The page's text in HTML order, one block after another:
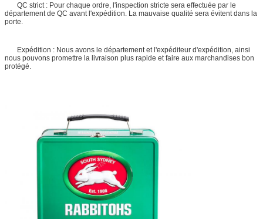
QC strict : Pour chaque ordre, l'inspection stricte sera effectuée par le
département de QC avant l'expédition. La mauvaise qualité sera évitent dans la
porte.
Expédition : Nous avons le département et l'expéditeur d'expédition, ainsi
nous pouvons promettre la livraison plus rapide et faire aux marchandises bon
protégé.